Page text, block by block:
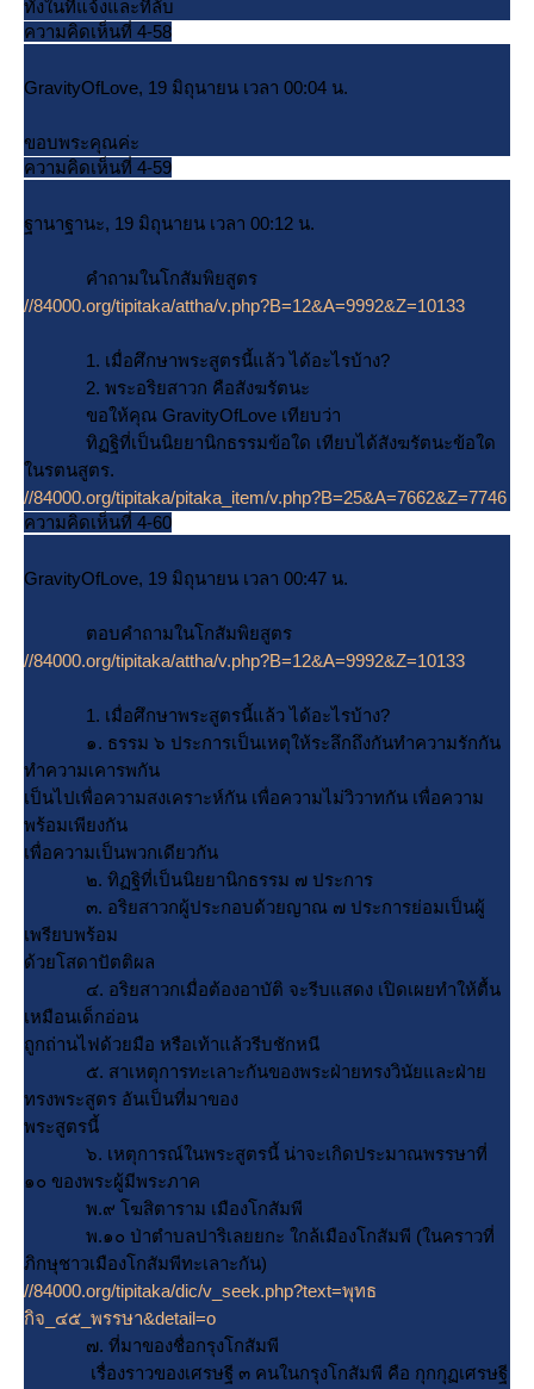
ทั้งในที่แจ้งและที่ลับ
ความคิดเห็นที่ 4-58
GravityOfLove, 19 มิถุนายน เวลา 00:04 น.
ขอบพระคุณค่ะ
ความคิดเห็นที่ 4-59
ฐานาฐานะ, 19 มิถุนายน เวลา 00:12 น.
คำถามในโกสัมพิยสูตร
//84000.org/tipitaka/attha/v.php?B=12&A=9992&Z=10133
1. เมื่อศึกษาพระสูตรนี้แล้ว ได้อะไรบ้าง?
2. พระอริยสาวก คือสังฆรัตนะ
ขอให้คุณ GravityOfLove เทียบว่า
ทิฏฐิที่เป็นนิยยานิกธรรมข้อใด เทียบได้สังฆรัตนะข้อใด
นรตนสูตร.
//84000.org/tipitaka/pitaka_item/v.php?B=25&A=7662&Z=7746
ความคิดเห็นที่ 4-60
GravityOfLove, 19 มิถุนายน เวลา 00:47 น.
ตอบคำถามในโกสัมพิยสูตร
//84000.org/tipitaka/attha/v.php?B=12&A=9992&Z=10133
1. เมื่อศึกษาพระสูตรนี้แล้ว ได้อะไรบ้าง?
๑. ธรรม ๖ ประการเป็นเหตุให้ระลึกถึงกันทําความรักกัน
ทําความเคารพกัน
เป็นไปเพื่อความสงเคราะห์กัน เพื่อความไม่วิวาทกัน เพื่อความ
พร้อมเพียงกัน
เพื่อความเป็นพวกเดียวกัน
๒. ทิฏฐิที่เป็นนิยยานิกธรรม ๗ ประการ
๓. อริยสาวกผู้ประกอบด้วยญาณ ๗ ประการย่อมเป็นผู้
เพรียบพร้อม
ด้วยโสดาปัตติผล
๔. อริยสาวกเมื่อต้องอาบัติ จะรีบแสดง เปิดเผยทําให้ตื้น
เหมือนเด็กอ่อน
ถูกถ่านไฟด้วยมือ หรือเท้าแล้วรีบชักหนี
๕. สาเหตุการทะเลาะกันของพระฝ่ายทรงวินัยและฝ่า
ทรงพระสูตร อันเป็นที่มาของ
พระสูตรนี้
๖. เหตุการณ์ในพระสูตรนี้ น่าจะเกิดประมาณพรรษาที่
๑๐ ของพระผู้มีพระภาค
พ.๙ โฆสิตาราม เมืองโกสัมพี
พ.๑๐ ป่าตำบลปาริเลยยกะ ใกล้เมืองโกสัมพี (ในคราวที่
ภิกษุชาวเมืองโกสัมพีทะเลาะกัน)
//84000.org/tipitaka/dic/v_seek.php?text=พุทธ
กิจ_๔๕_พรรษา&detail=o
๗. ที่มาของชื่อกรุงโกสัมพี
เรื่องราวของเศรษฐี ๓ คนในกรุงโกสัมพี คือ กุกกุฏเศรษฐี